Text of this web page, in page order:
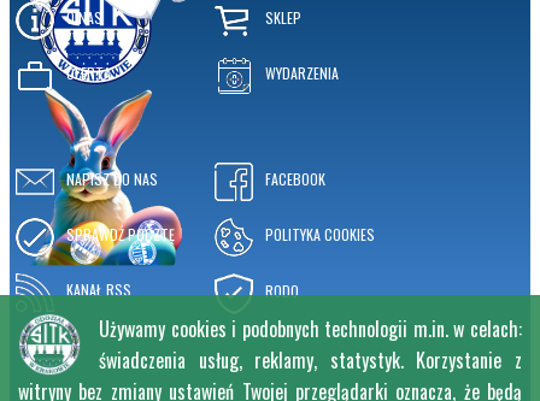
O NAS
OFERTA
SKLEP
WYDARZENIA
NAPISZ DO NAS
SPRAWDŹ POCZTĘ
KANAŁ RSS
FACEBOOK
POLITYKA COOKIES
RODO
Używamy cookies i podobnych technologii m.in. w celach:
świadczenia usług, reklamy, statystyk. Korzystanie z
witryny bez zmiany ustawień Twojej przeglądarki oznacza, że będą